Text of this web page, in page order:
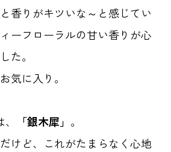
香りがキツいな～と感じてい
ーフローラルの甘い香りが心
た。
気に入り。
「銀木犀」 。
けど、これがたまらなく心地